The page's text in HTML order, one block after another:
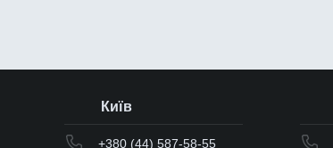
Київ
+380 (44) 587-58-55